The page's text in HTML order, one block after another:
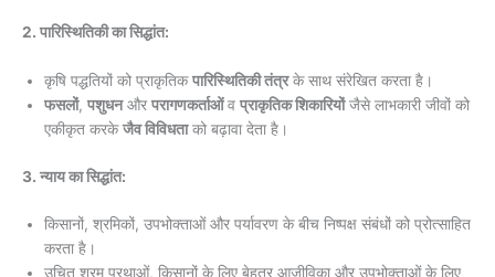
2. पारिस्थितिकी का सिद्धांत:
कृषि पद्धतियों को प्राकृतिकपारिस्थितिकी तंत्रके साथ संरेखित करता है।
फसलों, पशुधनऔर परागणकर्ताओंव प्राकृतिक शिकारियोंजैसे लाभकारी जीवों को
एकीकृत करकेजैव विविधताको बढ़ावा देता है।
3. न्याय का सिद्धांत:
किसानों, श्रमिकों, उपभोक्ताओं और पर्यावरण के बीच निष्पक्ष संबंधों को प्रोत्साहित
करता है।
उचित श्रम प्रथाओं, किसानों के लिए बेहतर आजीविका और उपभोक्ताओं के लिए